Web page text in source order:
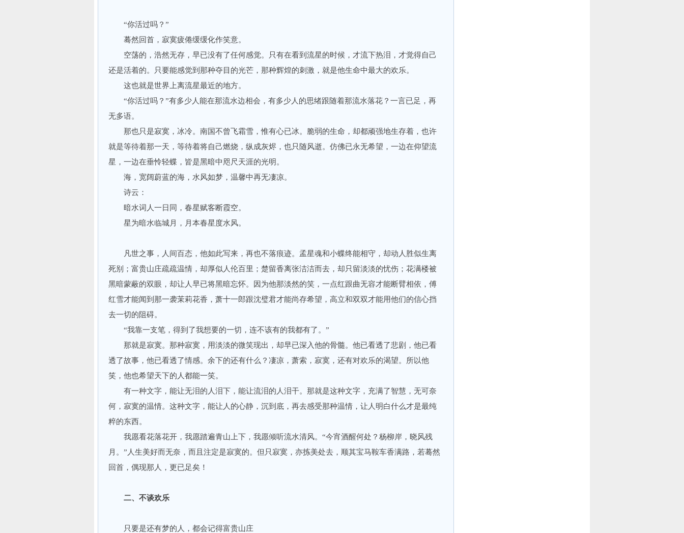
“你活过吗？”
蓦然回首，寂寞疲倦缓缓化作笑意。
空荡的，浩然无存，早已没有了任何感觉。只有在看到流星的时候，才流下热泪，才觉得自己
还是活着的。只要能感觉到那种夺目的光芒，那种辉煌的刺激，就是他生命中最大的欢乐。
这也就是世界上离流星最近的地方。
“你活过吗？”有多少人能在那流水边相会，有多少人的思绪跟随着那流水落花？一言已足，再
无多语。
那也只是寂寞，冰冷。南国不曾飞霜雪，惟有心已冰。脆弱的生命，却都顽强地生存着，也许
就是等待着那一天，等待着将自己燃烧，纵成灰烬，也只随风逝。仿佛已永无希望，一边在仰望流
星，一边在垂怜轻蝶，皆是黑暗中咫尺天涯的光明。
海，宽阔蔚蓝的海，水风如梦，温馨中再无凄凉。
诗云：
暗水词人一日同，春星赋客断霞空。
星为暗水临城月，月本春星度水风。
凡世之事，人间百态，他如此写来，再也不落痕迹。孟星魂和小蝶终能相守，却动人胜似生离
死别；富贵山庄疏疏温情，却厚似人伦百里；楚留香离张洁洁而去，却只留淡淡的忧伤；花满楼被
黑暗蒙蔽的双眼，却让人早已将黑暗忘怀。因为他那淡然的笑，一点红跟曲无容才能断臂相依，傅
红雪才能闻到那一袭茉莉花香，萧十一郎跟沈璧君才能尚存希望，高立和双双才能用他们的信心挡
去一切的阻碍。
“我靠一支笔，得到了我想要的一切，连不该有的我都有了。”
那就是寂寞。那种寂寞，用淡淡的微笑现出，却早已深入他的骨髓。他已看透了悲剧，他已看
透了故事，他已看透了情感。余下的还有什么？凄凉，萧索，寂寞，还有对欢乐的渴望。所以他
笑，他也希望天下的人都能一笑。
有一种文字，能让无泪的人泪下，能让流泪的人泪干。那就是这种文字，充满了智慧，无可奈
何，寂寞的温情。这种文字，能让人的心静，沉到底，再去感受那种温情，让人明白什么才是最纯
粹的东西。
我愿看花落花开，我愿踏遍青山上下，我愿倾听流水清风。“今宵酒醒何处？杨柳岸，晓风残
月。”人生美好而无奈，而且注定是寂寞的。但只寂寞，亦拣美处去，顺其宝马鞍车香满路，若蓦然
回首，偶现那人，更已足矣！
二、不谈欢乐
只要是还有梦的人，都会记得富贵山庄